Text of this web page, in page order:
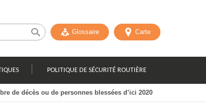
Glossaire Carte
POLITIQUE DE SÉCURITÉ ROUTIÈRE
de décès ou de personnes blessées d’ici 2020